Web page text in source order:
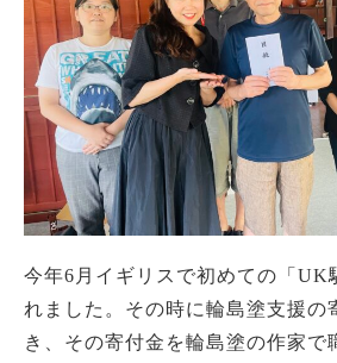
今年6月イギリスで初めての「UK
れました。その時に輪島塗支援の
き、その寄付金を輪島塗の作家で